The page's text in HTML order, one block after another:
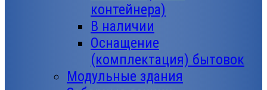
контейнера)
В наличии
Оснащение
(комплектация) бытовок
Модульные здания